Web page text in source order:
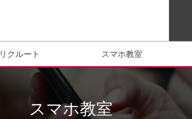
リクルート スマホ教室
スマホ教室